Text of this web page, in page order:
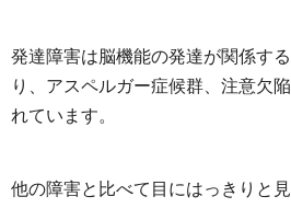
発達障害は脳機能の発達が関係す
り、アスペルガー症候群、注意欠
れています。
他の障害と比べて目にはっきりと